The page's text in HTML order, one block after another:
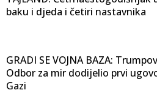
baku i djeda i četiri nastavnika
GRADI SE VOJNA BAZA: Trumpov
Odbor za mir dodijelio prvi
Gazi